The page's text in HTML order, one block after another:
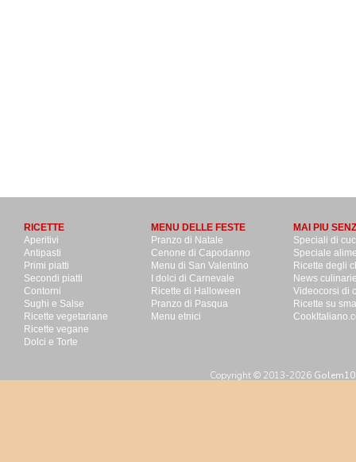
RICETTE
Aperitivi
Antipasti
Primi piatti
Secondi piatti
Contorni
Sughi e Salse
Ricette vegetariane
Ricette vegane
Dolci e Torte
MENU DELLE FESTE
Pranzo di Natale
Cenone di Capodanno
Menu di San Valentino
I dolci di Carnevale
Ricette di Halloween
Pranzo di Pasqua
Menu etnici
MAI PIU
Speciali di
Speciale
Ricette degli
News
Videocorsi di
Ricette su
Copyright © 2013-2026